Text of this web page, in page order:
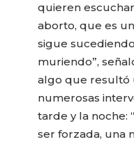
quieren
aborto, que es
sigue
muriendo”,
algo que resultó
numerosas
tarde y la noche:
ser forzada, una